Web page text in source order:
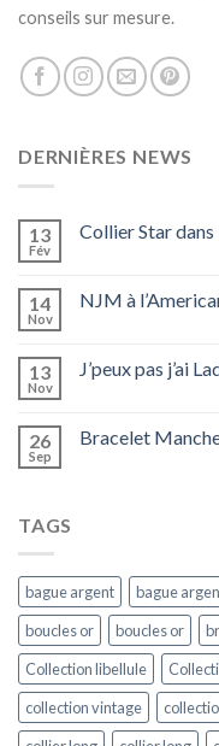
conseils sur mesure.
DERNIÈRES NEWS
13
Fév
Collier Star
14
Nov
NJM à
13
Nov
J’peux pas j’ai
26
Sep
Bracelet
TAGS
bague argent bague
boucles or
boucles or
Collection libellule
collection vintage